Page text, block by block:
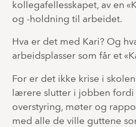
kollegafellesskapet, av en
og -holdning til arbeidet.
Hva er det med Kari? Og
arbeidsplasser som får et
For er det ikke krise i
lærere slutter i jobben
overstyring, møter og
med alle de ville guttene